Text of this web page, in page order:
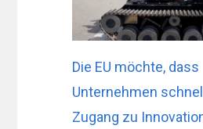
Die EU möchte, dass
Unternehmen
Zugang zu